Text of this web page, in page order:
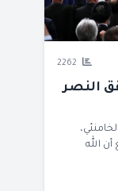
النصر
الله